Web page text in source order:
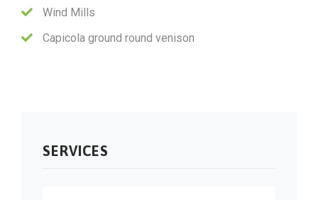
Wind Mills
Capicola ground round venison
SERVICES